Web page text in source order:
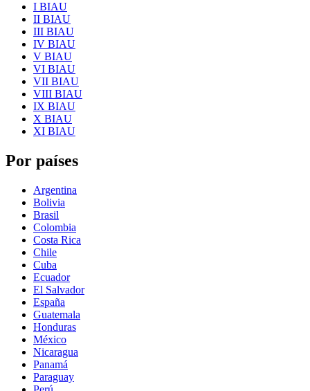
I BIAU
II BIAU
III BIAU
IV BIAU
V BIAU
VI BIAU
VII BIAU
VIII BIAU
IX BIAU
X BIAU
XI BIAU
Por países
Argentina
Bolivia
Brasil
Colombia
Costa Rica
Chile
Cuba
Ecuador
El Salvador
España
Guatemala
Honduras
México
Nicaragua
Panamá
Paraguay